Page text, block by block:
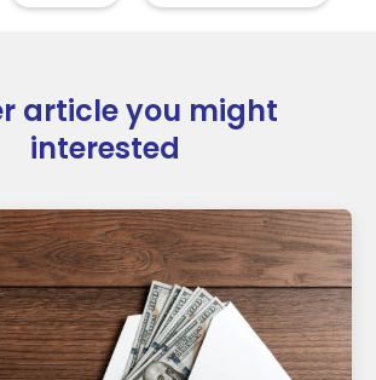
article you might
interested